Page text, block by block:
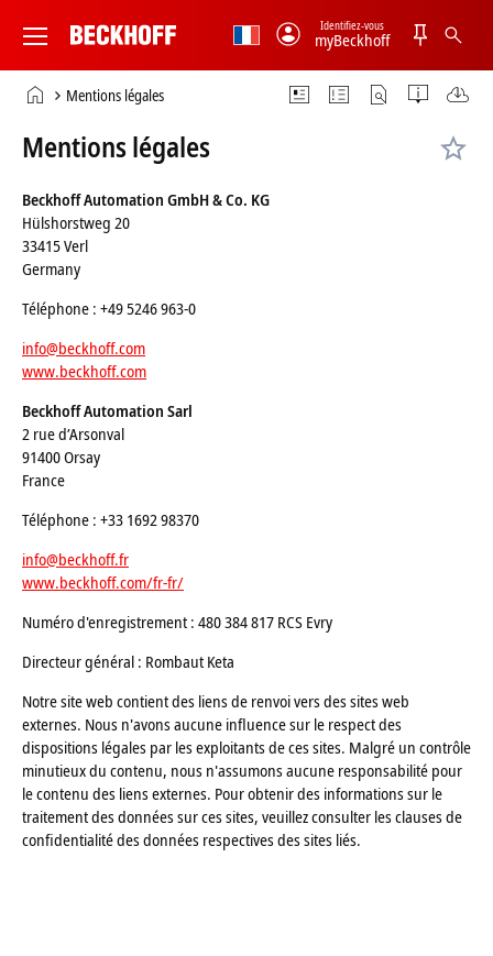
New
Technology
myBeckhoff
Identifiez-vous
Page
Mentions légales
Mentions légales
Beckhoff Automation GmbH & Co. KG
Hülshorstweg 20
33415 Verl
Germany
Téléphone : +49 5246 963-0
info@beckhoff.com
www.beckhoff.com
Beckhoff Automation Sarl
2 rue d’Arsonval
91400 Orsay
France
Téléphone : +33 1692 98370
info@beckhoff.fr
www.beckhoff.com/fr-fr/
Numéro d'enregistrement : 480 384 817 RCS Evry
Directeur général : Rombaut Keta
Notre site web contient des liens de renvoi vers des sites web
externes. Nous n'avons aucune influence sur le respect des
dispositions légales par les exploitants de ces sites. Malgré un contrôle
minutieux du contenu, nous n'assumons aucune responsabilité pour
le contenu des liens externes. Pour obtenir des informations sur le
traitement des données sur ces sites, veuillez consulter les clauses de
confidentialité des données respectives des sites liés.